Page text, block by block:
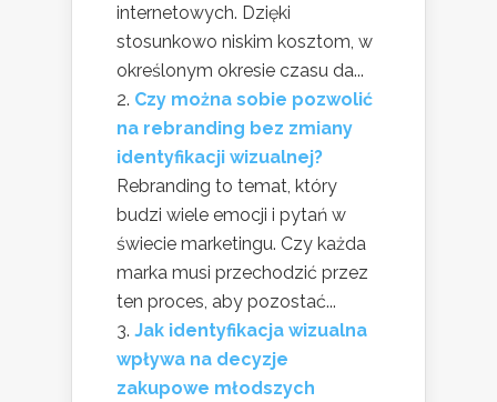
internetowych. Dzięki
stosunkowo niskim kosztom, w
określonym okresie czasu da...
Czy można sobie pozwolić
na rebranding bez zmiany
identyfikacji wizualnej?
Rebranding to temat, który
budzi wiele emocji i pytań w
świecie marketingu. Czy każda
marka musi przechodzić przez
ten proces, aby pozostać...
Jak identyfikacja wizualna
wpływa na decyzje
zakupowe młodszych